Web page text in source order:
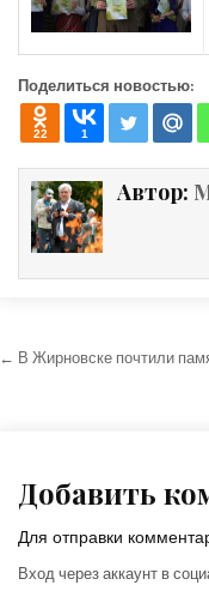
Поделиться новостью:
22 1
Автор:
Навигация
← В Жирновске почтили
Добавить
Для отправки
Вход через аккаунт в